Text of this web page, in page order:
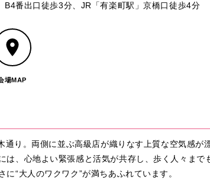
番出口徒歩3分、JR「有楽町駅」京橋口徒歩4分
場MAP
り。両側に並ぶ高級店が織りなす上質な空気感が
、心地よい緊張感と活気が共存し、歩く人々まで
“大人のワクワク”が満ちあふれています。